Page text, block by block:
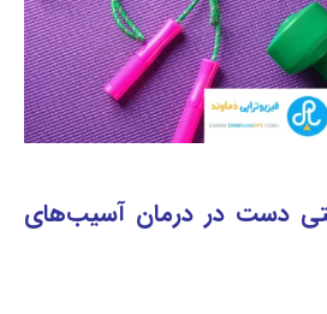
دست در درمان آسیب‌های